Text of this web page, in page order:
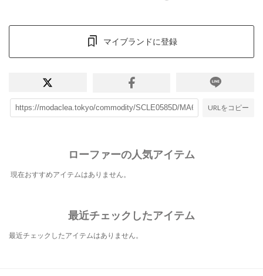
マイブランドに登録
URLをコピー
ローファーの人気アイテム
現在おすすめアイテムはありません。
最近チェックしたアイテム
最近チェックしたアイテムはありません。